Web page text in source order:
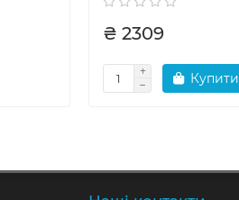
₴ 2309
Купити